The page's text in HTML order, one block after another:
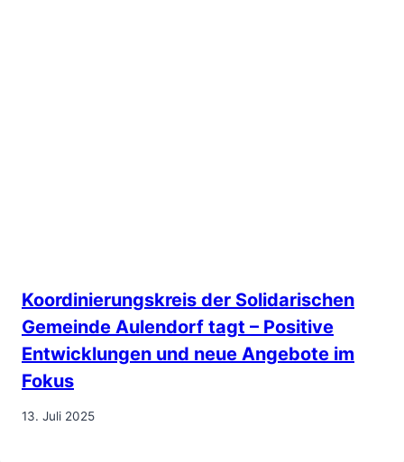
Koordinierungskreis der Solidarischen
Gemeinde Aulendorf tagt – Positive
Entwicklungen und neue Angebote im
Fokus
13. Juli 2025